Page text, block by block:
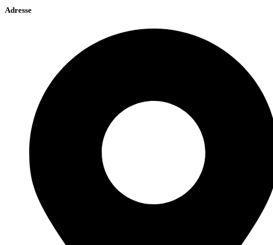
Adresse